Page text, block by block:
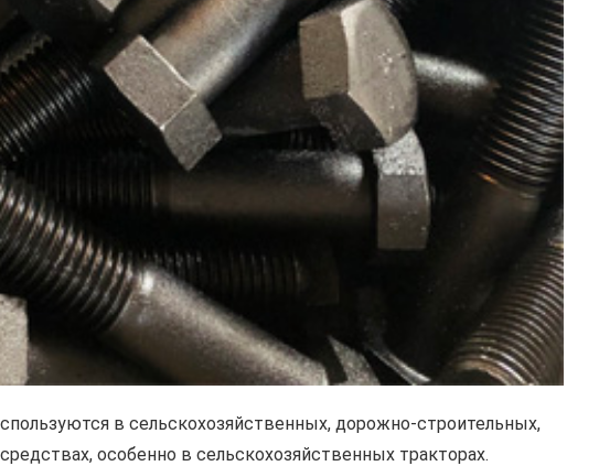
в сельскохозяйственных, дорожно-строительных,
особенно в сельскохозяйственных тракторах.